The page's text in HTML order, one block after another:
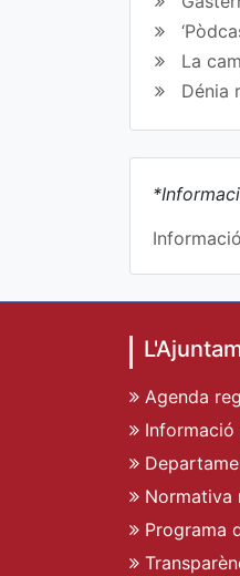
La
Dénia
Agenda
Normativa
Programa